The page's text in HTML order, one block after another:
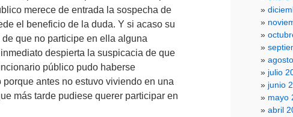
merece de entrada la sospecha de
el beneficio de la duda. Y si acaso su
que no participe en ella alguna
despierta la suspicacia de que
público pudo haberse
antes no estuvo viviendo en una
más tarde pudiese querer participar en
julio
junio
mayo
abril